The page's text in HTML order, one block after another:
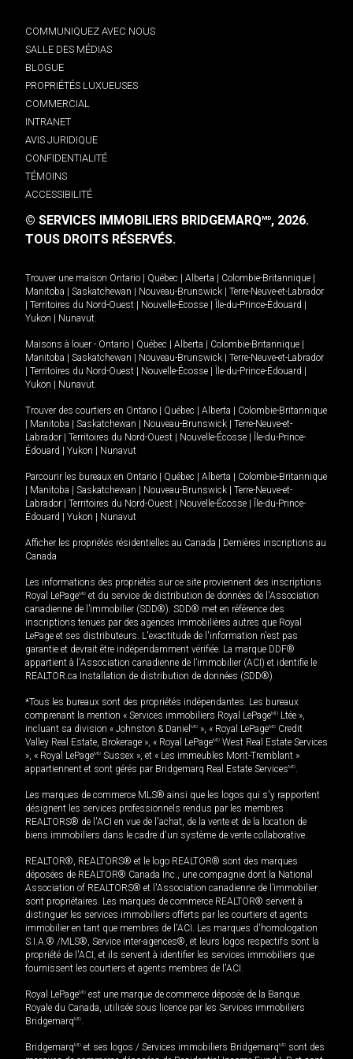
COMMUNIQUEZ AVEC NOUS
SALLE DES MÉDIAS
BLOGUE
PROPRIÉTÉS LUXUEUSES
COMMERCIAL
INTRANET
AVIS JURIDIQUE
CONFIDENTIALITÉ
TÉMOINS
ACCESSIBILITÉ
© SERVICES IMMOBILIERS BRIDGEMARQMD, 2026.
TOUS DROITS RÉSERVÉS.
Trouver une maison Ontario Québec Alberta Colombie-Britannique
Manitoba
Saskatchewan Nouveau-Brunswick
Terre-Neuve-et-Labrador
Territoires du Nord-Ouest Nouvelle-Écosse Île-du-Prince-Édouard
Yukon
Nunavut.
Maisons à louer - Ontario Québec Alberta Colombie-Britannique
Manitoba
Saskatchewan Nouveau-Brunswick
Terre-Neuve-et-Labrador
Territoires du Nord-Ouest Nouvelle-Écosse Île-du-Prince-Édouard
Yukon
Nunavut.
Trouver des courtiers en Ontario Québec Alberta
Colombie-Britannique
Manitoba Saskatchewan Nouveau-Brunswick
Terre-Neuve-et-
Labrador
Territoires du Nord-Ouest Nouvelle-Écosse
Île-du-Prince-
Édouard
Yukon Nunavut
Parcourir les bureaux en Ontario Québec Alberta
Colombie-Britannique
Manitoba Saskatchewan Nouveau-Brunswick
Terre-Neuve-et-
Labrador
Territoires du Nord-Ouest Nouvelle-Écosse
Île-du-Prince-
Édouard
Yukon Nunavut
Afficher les propriétés résidentielles au Canada
Dernières inscriptions au
Canada
Les informations des propriétés sur ce site proviennent des inscriptions
Royal LePageMD et du service de distribution de données de l'Association
canadienne de l’immobilier (SDD®). SDD® met en référence des
inscriptions tenues par des agences immobilières autres que Royal
LePage et ses distributeurs. L'exactitude de l'information n'est pas
garantie et devrait être indépendamment vérifiée. La marque DDF®
appartient à l'Association canadienne de l’immobilier (ACI) et identifie le
REALTOR.ca Installation de distribution de données (SDD®).
*Tous les bureaux sont des propriétés indépendantes. Les bureaux
comprenant la mention « Services immobiliers Royal LePageMD Ltée »,
incluant sa division « Johnston & Daniel MD », « Royal LePageMD Credit
Valley Real Estate, Brokerage », « Royal LePageMD West Real Estate Services
», « Royal LePageMD Sussex », et « Les immeubles Mont-Tremblant »
appartiennent et sont gérés par Bridgemarq Real Estate ServicesMD.
Les marques de commerce MLS® ainsi que les logos qui s'y rapportent
désignent les services professionnels rendus par les membres
REALTORS® de l'ACI en vue de l'achat, de la vente et de la location de
biens immobiliers dans le cadre d'un système de vente collaborative.
REALTOR®, REALTORS® et le logo REALTOR® sont des marques
déposées de REALTOR® Canada Inc., une compagnie dont la National
Association of REALTORS® et l'Association canadienne de l’immobilier
sont propriétaires. Les marques de commerce REALTOR® servent à
distinguer les services immobiliers offerts par les courtiers et agents
immobilier en tant que membres de l'ACI. Les marques d'homologation
S.I.A.® /MLS®, Service inter-agences®, et leurs logos respectifs sont la
propriété de l'ACI, et ils servent à identifier les services immobiliers que
fournissent les courtiers et agents membres de l'ACI.
Royal LePageMD est une marque de commerce déposée de la Banque
Royale du Canada, utilisée sous licence par les Services immobiliers
BridgemarqMD.
BridgemarqMD et ses logos / Services immobiliers BridgemarqMD sont des